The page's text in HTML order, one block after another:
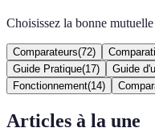
Choisissez la bonne
Comparateurs(72)
Guide Pratique(17) Guide
Fonctionnement(14)
Articles à la une